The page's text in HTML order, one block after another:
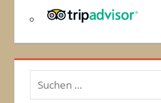
Suchen
nach: